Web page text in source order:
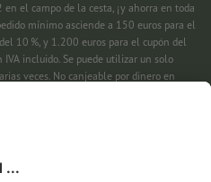
en el campo de la cesta, ¡y ahorra en toda
mínimo asciende a 150 euros para el
10 %, y 1.200 euros para el cupón del
IVA incluido. Se puede utilizar un solo
veces. No canjeable por dinero en
La promoción es válida hasta el
de baja en cualquier momento. Importe